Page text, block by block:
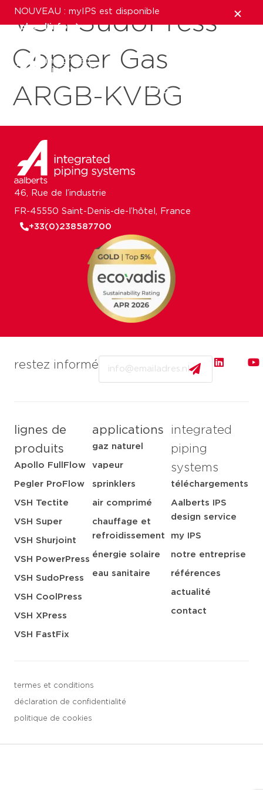
NOUVEAU : myIPS est disponible
plus d’infos
fermer
VSH SudoPress
Copper Gas
ARGB-KVBG
restez informé
lignes de
produits
Apollo FullFlow
Pegler ProFlow
VSH Tectite
VSH Super
VSH Shurjoint
VSH PowerPress
VSH SudoPress
VSH CoolPress
VSH XPress
VSH FastFix
applications
gaz naturel
vapeur
sprinklers
air comprimé
chauffage et
refroidissement
énergie solaire
eau sanitaire
integrated
piping
systems
téléchargements
Aalberts IPS
design service
my IPS
notre entreprise
références
actualité
contact
termes et conditions
déclaration de confidentialité
politique de cookies
46, Rue de l’industrie
FR-45550 Saint-Denis-de-l’hôtel, France
+33(0)238587700